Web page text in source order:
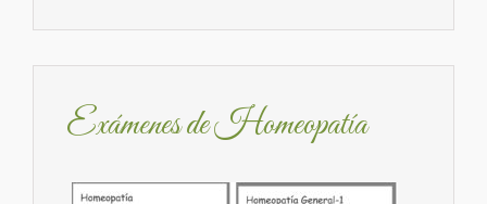
Exámenes de Homeopatía